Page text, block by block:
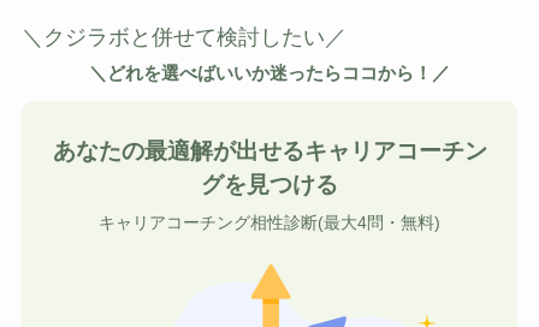
＼クジラボと併せて検討したい／
＼どれを選べばいいか迷ったらココから！／
あなたの最適解が出せるキャリアコーチン
グを見つける
キャリアコーチング相性診断(最大4問・無料)